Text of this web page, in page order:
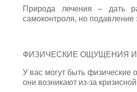
Природа лечения – дать
самоконтроля, но подавление
ФИЗИЧЕСКИЕ ОЩУЩЕНИЯ
У вас могут быть
они возникают из-за